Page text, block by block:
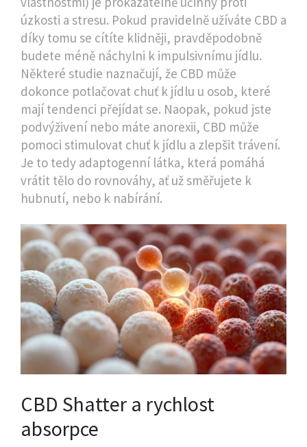
úzkosti a stresu. Pokud pravidelně užíváte CBD a
díky tomu se cítíte klidněji, pravděpodobně
budete méně náchylni k impulsivnímu jídlu.
Některé studie naznačují, že CBD může
dokonce potlačovat chuť k jídlu u osob, které
mají tendenci přejídat se. Naopak, pokud jste
podvýživení nebo máte anorexii, CBD může
pomoci stimulovat chuť k jídlu a zlepšit trávení.
Je to tedy adaptogenní látka, která pomáhá
vrátit tělo do rovnováhy, ať už směřujete k
hubnutí, nebo k nabírání.
CBD Shatter a rychlost
absorpce